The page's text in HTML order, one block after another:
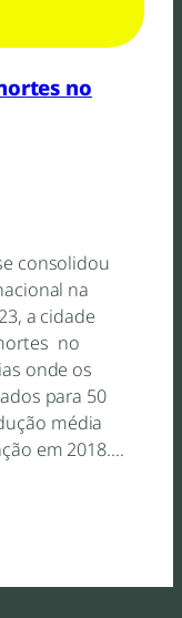
no
consolidou
na
a cidade
no
onde os
para 50
média
em 2018.…